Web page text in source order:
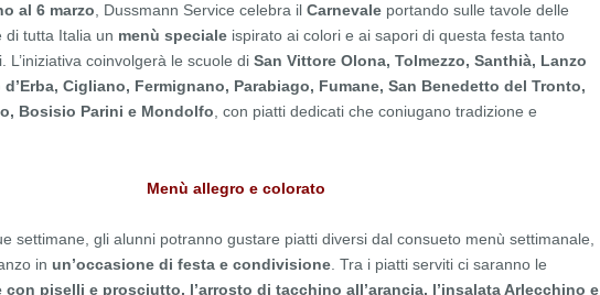
al 6 marzo, Dussmann Service celebra ilCarnevale portando sulle tavole delle
di tutta Italia un menù speciale ispirato ai colori e ai sapori di questa festa tanto
L’iniziativa coinvolgerà le scuole diSan Vittore Olona, Tolmezzo, Santhià, Lanzo
Cigliano, Fermignano, Parabiago, Fumane, San Benedetto del Tronto,
Bosisio Parini e Mondolfo, con piatti dedicati che coniugano tradizione e
Menù allegro e colorato
settimane, gli alunni potranno gustare piatti diversi dal consueto menù settimanale,
in un’occasione di festa e condivisione . Tra i piatti serviti ci saranno le
piselli e prosciutto, l’arrosto di tacchino all’arancia, l’insalata Arlecchino e